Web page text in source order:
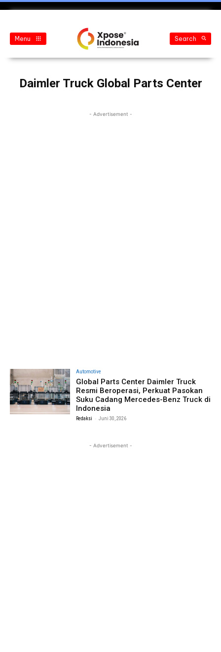
Menu Search
Daimler Truck Global Parts Center
- Advertisement -
Automotive
Global Parts Center Daimler Truck
Resmi Beroperasi, Perkuat Pasokan
Suku Cadang Mercedes-Benz Truck di
Indonesia
Redaksi - Juni 30, 2026
- Advertisement -